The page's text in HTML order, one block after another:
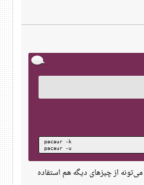
pacaur -k
pacaur -u
از چیزهای دیگه هم استفاده